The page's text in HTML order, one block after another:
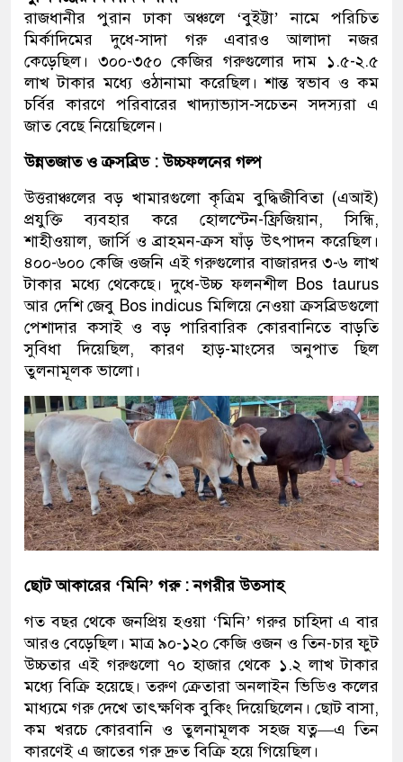
রাজধানীর পুরান ঢাকা অঞ্চলে ‘বুইট্টা’ নামে পরিচিত
মির্কাদিমের দুধে-সাদা গরু এবারও আলাদা নজর
কেড়েছিল। ৩০০-৩৫০ কেজির গরুগুলোর দাম ১.৫-২.৫
লাখ টাকার মধ্যে ওঠানামা করেছিল। শান্ত স্বভাব ও কম
চর্বির কারণে পরিবারের খাদ্যাভ্যাস-সচেতন সদস্যরা এ
জাত বেছে নিয়েছিলেন।
উন্নতজাত ও ক্রসব্রিড : উচ্চফলনের গল্প
উত্তরাঞ্চলের বড় খামারগুলো কৃত্রিম বুদ্ধিজীবিতা (এআই)
প্রযুক্তি ব্যবহার করে হোলস্টেন-ফ্রিজিয়ান, সিন্ধি,
শাহীওয়াল, জার্সি ও ব্রাহমন-ক্রস ষাঁড় উৎপাদন করেছিল।
৪০০-৬০০ কেজি ওজনি এই গরুগুলোর বাজারদর ৩-৬ লাখ
টাকার মধ্যে থেকেছে। দুধে-উচ্চ ফলনশীল Bos taurus
আর দেশি জেবু Bos indicus মিলিয়ে নেওয়া ক্রসব্রিডগুলো
পেশাদার কসাই ও বড় পারিবারিক কোরবানিতে বাড়তি
সুবিধা দিয়েছিল, কারণ হাড়-মাংসের অনুপাত ছিল
তুলনামূলক ভালো।
ছোট আকারের ‘মিনি’ গরু : নগরীর উত্সাহ
গত বছর থেকে জনপ্রিয় হওয়া ‘মিনি’ গরুর চাহিদা এ বার
আরও বেড়েছিল। মাত্র ৯০-১২০ কেজি ওজন ও তিন-চার ফুট
উচ্চতার এই গরুগুলো ৭০ হাজার থেকে ১.২ লাখ টাকার
মধ্যে বিক্রি হয়েছে। তরুণ ক্রেতারা অনলাইন ভিডিও কলের
মাধ্যমে গরু দেখে তাৎক্ষণিক বুকিং দিয়েছিলেন। ছোট বাসা,
কম খরচে কোরবানি ও তুলনামূলক সহজ যত্ন—এ তিন
কারণেই এ জাতের গরু দ্রুত বিক্রি হয়ে গিয়েছিল।